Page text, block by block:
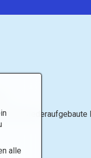
das wiederaufgebaute
alle